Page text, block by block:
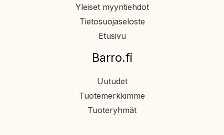
Yleiset myyntiehdot
Tietosuojaseloste
Etusivu
Barro.fi
Uutudet
Tuotemerkkimme
Tuoteryhmät